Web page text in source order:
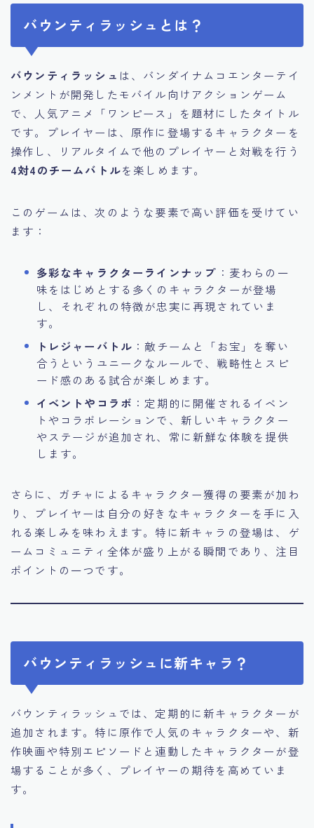
バウンティラッシュとは？
バウンティラッシュ は、バンダイナムコエンターテイ
ンメントが開発したモバイル向けアクションゲーム
で、人気アニメ「ワンピース」を題材にしたタイトル
です。プレイヤーは、原作に登場するキャラクターを
操作し、リアルタイムで他のプレイヤーと対戦を行う
4対4のチームバトルを楽しめます。
このゲームは、次のような要素で高い評価を受けてい
ます：
多彩なキャラクターラインナップ ：麦わらの一
味をはじめとする多くのキャラクターが登場
し、それぞれの特徴が忠実に再現されていま
す。
トレジャーバトル ：敵チームと「お宝」を奪い
合うというユニークなルールで、戦略性とスピ
ード感のある試合が楽しめます。
イベントやコラボ ：定期的に開催されるイベン
トやコラボレーションで、新しいキャラクター
やステージが追加され、常に新鮮な体験を提供
します。
さらに、ガチャによるキャラクター獲得の要素が加わ
り、プレイヤーは自分の好きなキャラクターを手に入
れる楽しみを味わえます。特に新キャラの登場は、ゲ
ームコミュニティ全体が盛り上がる瞬間であり、注目
ポイントの一つです。
バウンティラッシュに新キャラ？
バウンティラッシュでは、定期的に新キャラクターが
追加されます。特に原作で人気のキャラクターや、新
作映画や特別エピソードと連動したキャラクターが登
場することが多く、プレイヤーの期待を高めていま
す。